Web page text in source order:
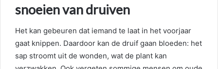
snoeien van druiven
Het kan gebeuren dat iemand te laat in het voorjaar
gaat knippen. Daardoor kan de druif gaan bloeden: het
sap stroomt uit de wonden, wat de plant kan